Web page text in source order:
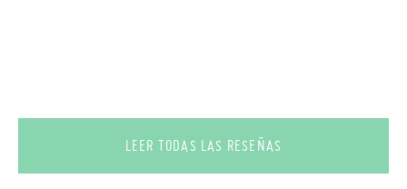
LEER TODAS LAS RESEÑAS